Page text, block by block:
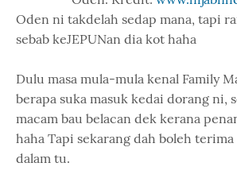
Oden ni takdelah sedap mana, tapi
sebab keJEPUNan dia kot haha
Dulu masa mula-mula kenal Family
berapa suka masuk kedai dorang ni,
macam bau belacan dek kerana
haha Tapi sekarang dah boleh
dalam tu.